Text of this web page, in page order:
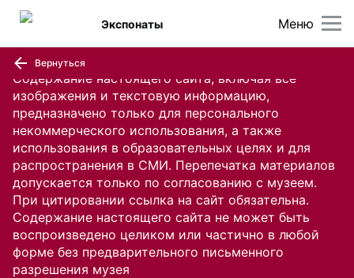
Содержание настоящего сайта, включая все
изображения и текстовую информацию,
предназначено только для персонального
некоммерческого использования, а также
использования в образовательных целях и для
распространения в СМИ. Перепечатка материалов
допускается только по согласованию с музеем.
При цитировании ссылка на сайт обязательна.
Содержание настоящего сайта не может быть
воспроизведено целиком или частично в любой
форме без предварительного письменного
разрешения музея
Меню
Экспонаты
Вернуться